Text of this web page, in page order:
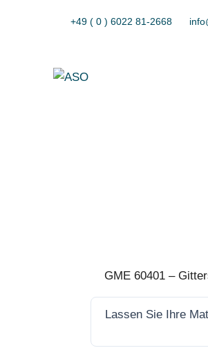
+49 ( 0 ) 6022 81-2668
GME 60401 –
Lassen Sie Ihre